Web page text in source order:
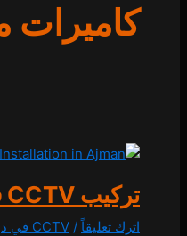
كاميرات
تركيب CCTV في دبي | حماية احترافية 24/7 مع شركة ألفا | اتصل بنا 0557714476
اترك تعليقاً / CCTV في دبي